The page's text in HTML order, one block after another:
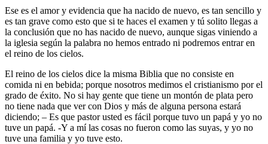
Ese es el amor y evidencia que ha nacido de nuevo, es tan sencillo y
es tan grave como esto que si te haces el examen y tú solito llegas a
la conclusión que no has nacido de nuevo, aunque sigas viniendo a
la iglesia según la palabra no hemos entrado ni podremos entrar en
el reino de los cielos.
El reino de los cielos dice la misma Biblia que no consiste en
comida ni en bebida; porque nosotros medimos el cristianismo por el
grado de éxito. No si hay gente que tiene un montón de plata pero
no tiene nada que ver con Dios y más de alguna persona estará
diciendo; – Es que pastor usted es fácil porque tuvo un papá y yo no
tuve un papá. -Y a mí las cosas no fueron como las suyas, y yo no
tuve una familia y yo tuve esto.